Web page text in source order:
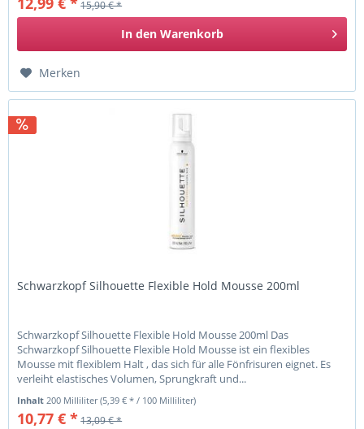
15,90 € *
In den Warenkorb
Merken
Schwarzkopf Silhouette Flexible Hold Mousse 200ml
Schwarzkopf Silhouette Flexible Hold Mousse 200ml Das
Schwarzkopf Silhouette Flexible Hold Mousse ist ein flexibles
Mousse mit flexiblem Halt , das sich für alle Fönfrisuren eignet. Es
verleiht elastisches Volumen, Sprungkraft und...
Inhalt 200 Milliliter(5,39 € * / 100 Milliliter)
10,77 € *13,09 € *